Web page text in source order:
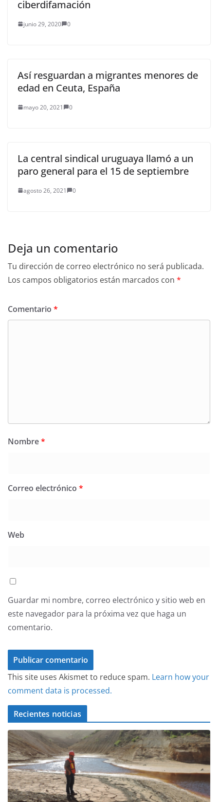
ciberdifamación
junio 29, 2020 0
Así resguardan a migrantes menores de
edad en Ceuta, España
mayo 20, 2021 0
La central sindical uruguaya llamó a un
paro general para el 15 de septiembre
agosto 26, 2021 0
Deja un comentario
Tu dirección de correo electrónico no será publicada.
Los campos obligatorios están marcados con *
Comentario *
Nombre*
Correo electrónico *
Web
Guardar mi nombre, correo electrónico y sitio web en
este navegador para la próxima vez que haga un
comentario.
This site uses Akismet to reduce spam. Learn how your
comment data is processed.
Recientes noticias